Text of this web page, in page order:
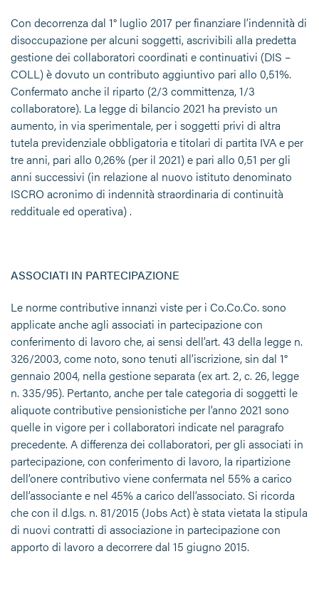
Con decorrenza dal 1° luglio 2017 per finanziare l’indennità di
disoccupazione per alcuni soggetti, ascrivibili alla predetta
gestione dei collaboratori coordinati e continuativi (DIS –
COLL) è dovuto un contributo aggiuntivo pari allo 0,51%.
Confermato anche il riparto (2/3 committenza, 1/3
collaboratore). La legge di bilancio 2021 ha previsto un
aumento, in via sperimentale, per i soggetti privi di altra
tutela previdenziale obbligatoria e titolari di partita IVA e per
tre anni, pari allo 0,26% (per il 2021) e pari allo 0,51 per gli
anni successivi (in relazione al nuovo istituto denominato
ISCRO acronimo di indennità straordinaria di continuità
reddituale ed operativa) .
ASSOCIATI IN PARTECIPAZIONE
Le norme contributive innanzi viste per i Co.Co.Co. sono
applicate anche agli associati in partecipazione con
conferimento di lavoro che, ai sensi dell’art. 43 della legge n.
326/2003, come noto, sono tenuti all’iscrizione, sin dal 1°
gennaio 2004, nella gestione separata (ex art. 2, c. 26, legge
n. 335/95). Pertanto, anche per tale categoria di soggetti le
aliquote contributive pensionistiche per l’anno 2021 sono
quelle in vigore per i collaboratori indicate nel paragrafo
precedente. A differenza dei collaboratori, per gli associati in
partecipazione, con conferimento di lavoro, la ripartizione
dell’onere contributivo viene confermata nel 55% a carico
dell’associante e nel 45% a carico dell’associato. Si ricorda
che con il d.lgs. n. 81/2015 (Jobs Act) è stata vietata la stipula
di nuovi contratti di associazione in partecipazione con
apporto di lavoro a decorrere dal 15 giugno 2015.